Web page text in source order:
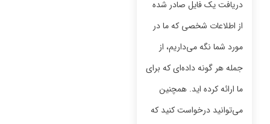
دریافت یک فایل صادر شده
از اطلاعات شخصی که ما در
مورد شما نگه می‌داریم، از
جمله هر گونه داده‌ای که برای
ما ارائه کرده اید. همچنین
می‌توانید درخواست کنید که